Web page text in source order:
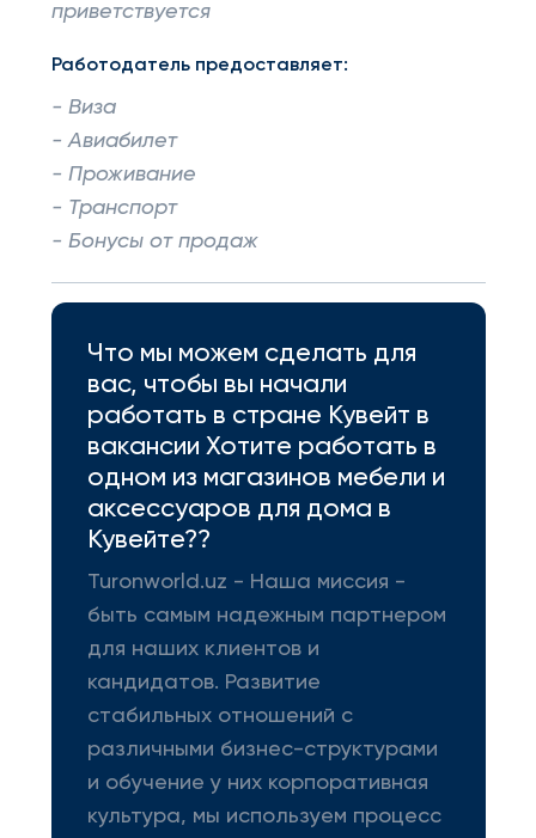
приветствуется
Работодатель предоставляет:
- Виза
- Авиабилет
- Проживание
- Транспорт
- Бонусы от продаж
Что мы можем сделать для
вас, чтобы вы начали
работать в стране Кувейт в
вакансии Хотите работать в
одном из магазинов мебели и
аксессуаров для дома в
Кувейте??
Turonworld.uz - Наша миссия -
быть самым надежным партнером
для наших клиентов и
кандидатов. Развитие
стабильных отношений с
различными бизнес-структурами
и обучение у них корпоративная
культура, мы используем процесс